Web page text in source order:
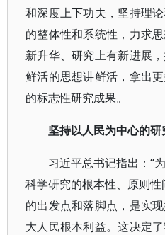
和深度上下功夫，坚持理
的整体性和系统性，力求
新升华、研究上有新进展
鲜活的思想讲鲜活，拿出
的标志性研究成果。
坚持以人民为中心的研
习近平总书记指出：“
科学研究的根本性、原则
的出发点和落脚点，是实
大人民根本利益。这决定